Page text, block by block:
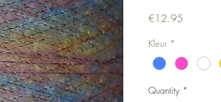
€12.95
Kleur *
Quantity *